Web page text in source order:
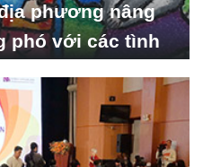
phương nâng
phó với các tình